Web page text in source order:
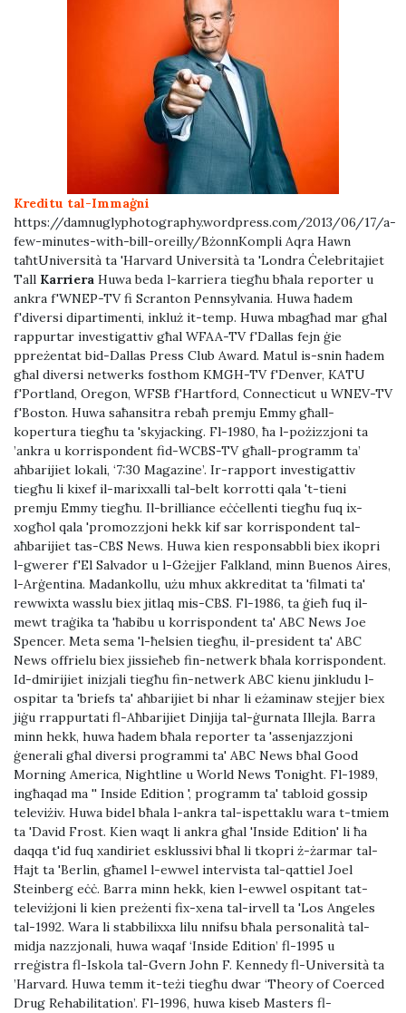
Kreditu tal-Immaġni
https://damnuglyphotography.wordpress.com/2013/06/17/a-
few-minutes-with-bill-oreilly/BżonnKompli Aqra Hawn
taħtUniversità ta 'Harvard Università ta 'Londra Ċelebritajiet
Tall Karriera Huwa beda l-karriera tiegħu bħala reporter u
ankra f'WNEP-TV fi Scranton Pennsylvania. Huwa ħadem
f'diversi dipartimenti, inkluż it-temp. Huwa mbagħad mar għal
rappurtar investigattiv għal WFAA-TV f'Dallas fejn ġie
ppreżentat bid-Dallas Press Club Award. Matul is-snin ħadem
għal diversi netwerks fosthom KMGH-TV f'Denver, KATU
f'Portland, Oregon, WFSB f'Hartford, Connecticut u WNEV-TV
f'Boston. Huwa saħansitra rebaħ premju Emmy għall-
kopertura tiegħu ta 'skyjacking. Fl-1980, ħa l-pożizzjoni ta
’ankra u korrispondent fid-WCBS-TV għall-programm ta’
aħbarijiet lokali, ‘7:30 Magazine’. Ir-rapport investigattiv
tiegħu li kixef il-marixxalli tal-belt korrotti qala 't-tieni
premju Emmy tiegħu. Il-brilliance eċċellenti tiegħu fuq ix-
xogħol qala 'promozzjoni hekk kif sar korrispondent tal-
aħbarijiet tas-CBS News. Huwa kien responsabbli biex ikopri
l-gwerer f'El Salvador u l-Gżejjer Falkland, minn Buenos Aires,
l-Arġentina. Madankollu, użu mhux akkreditat ta 'filmati ta'
rewwixta wasslu biex jitlaq mis-CBS. Fl-1986, ta ġieħ fuq il-
mewt traġika ta 'ħabibu u korrispondent ta' ABC News Joe
Spencer. Meta sema 'l-ħelsien tiegħu, il-president ta' ABC
News offrielu biex jissieħeb fin-netwerk bħala korrispondent.
Id-dmirijiet inizjali tiegħu fin-netwerk ABC kienu jinkludu l-
ospitar ta 'briefs ta' aħbarijiet bi nhar li eżaminaw stejjer biex
jiġu rrappurtati fl-Aħbarijiet Dinjija tal-ġurnata Illejla. Barra
minn hekk, huwa ħadem bħala reporter ta 'assenjazzjoni
ġenerali għal diversi programmi ta' ABC News bħal Good
Morning America, Nightline u World News Tonight. Fl-1989,
ingħaqad ma '' Inside Edition ', programm ta' tabloid gossip
televiżiv. Huwa bidel bħala l-ankra tal-ispettaklu wara t-tmiem
ta 'David Frost. Kien waqt li ankra għal 'Inside Edition' li ħa
daqqa t'id fuq xandiriet esklussivi bħal li tkopri ż-żarmar tal-
Ħajt ta 'Berlin, għamel l-ewwel intervista tal-qattiel Joel
Steinberg eċċ. Barra minn hekk, kien l-ewwel ospitant tat-
televiżjoni li kien preżenti fix-xena tal-irvell ta 'Los Angeles
tal-1992. Wara li stabbilixxa lilu nnifsu bħala personalità tal-
midja nazzjonali, huwa waqaf ‘Inside Edition’ fl-1995 u
rreġistra fl-Iskola tal-Gvern John F. Kennedy fl-Università ta
’Harvard. Huwa temm it-teżi tiegħu dwar ‘Theory of Coerced
Drug Rehabilitation’. Fl-1996, huwa kiseb Masters fl-